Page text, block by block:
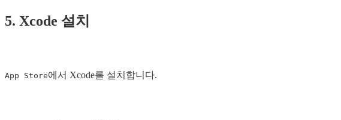
5. Xcode 설치
App Store에서 Xcode를 설치합니다.